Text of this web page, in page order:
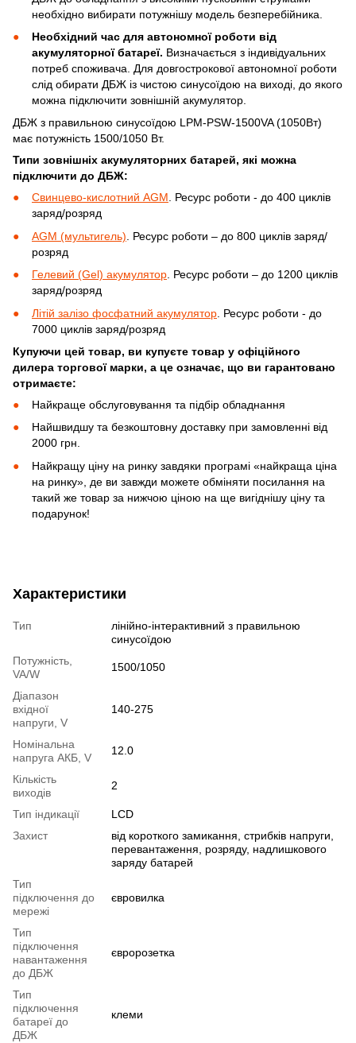
необхідно вибирати потужнішу модель безперебійника.
Необхідний час для автономної роботи від
акумуляторної батареї. Визначається з індивідуальних
потреб споживача. Для довгострокової автономної роботи
слід обирати ДБЖ із чистою синусоїдою на виході, до якого
можна підключити зовнішній акумулятор.
ДБЖ з правильною синусоїдою LPM-PSW-1500VA (1050Вт)
має потужність 1500/1050 Вт.
Типи зовнішніх акумуляторних батарей, які можна
підключити до ДБЖ:
Свинцево-кислотний AGM. Ресурс роботи - до 400 циклів
заряд/розряд
AGM (мультигель) . Ресурс роботи – до 800 циклів заряд/
розряд
Гелевий (Gel) акумулятор. Ресурс роботи – до 1200 циклів
заряд/розряд
Літій залізо фосфатний акумулятор . Ресурс роботи - до
7000 циклів заряд/розряд
Купуючи цей товар, ви купуєте товар у офіційного
дилера торгової марки, а це означає, що ви гарантовано
отримаєте:
Найкраще обслуговування та підбір обладнання
Найшвидшу та безкоштовну доставку при замовленні від
2000 грн.
Найкращу ціну на ринку завдяки програмі «найкраща ціна
на ринку», де ви завжди можете обміняти посилання на
такий же товар за нижчою ціною на ще вигіднішу ціну та
подарунок!
Характеристики
Тип
лінійно-інтерактивний з правильною
синусоїдою
Потужність,
VA/W
1500/1050
Діапазон
вхідної
напруги, V
140-275
Номінальна
напруга АКБ, V
12.0
Кількість
виходів
2
Тип індикації
LCD
Захист
від короткого замикання, стрибків напруги,
перевантаження, розряду, надлишкового
заряду батарей
Тип
підключення до
мережі
євровилка
Тип
підключення
навантаження
до ДБЖ
євророзетка
Тип
підключення
батареї до
ДБЖ
клеми